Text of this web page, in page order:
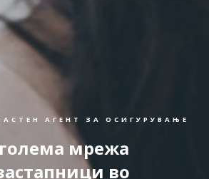
АГЕНТ ЗА ОСИГУРУВАЊЕ
мрежа
во